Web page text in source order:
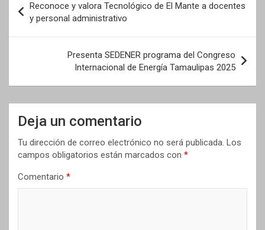
de
entradas
Reconoce y valora Tecnológico de El Mante a docentes
y personal administrativo
Presenta SEDENER programa del Congreso
Internacional de Energía Tamaulipas 2025
Deja un comentario
Tu dirección de correo electrónico no será publicada. Los
campos obligatorios están marcados con *
Comentario *